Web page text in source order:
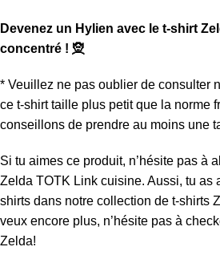
Devenez un Hylien avec le t-shirt
concentré ! 🧝
* Veuillez ne pas oublier de consulter
ce t-shirt taille plus petit que la norme
conseillons de prendre au moins une
Si tu aimes ce produit, n’hésite pas à
Zelda TOTK Link cuisine. Aussi, tu as
shirts dans notre collection de t-shirts
veux encore plus, n’hésite pas à
Zelda!